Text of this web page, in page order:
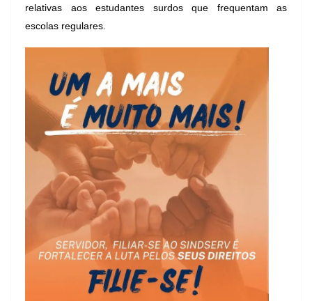
relativas aos estudantes surdos que frequentam as
escolas regulares.